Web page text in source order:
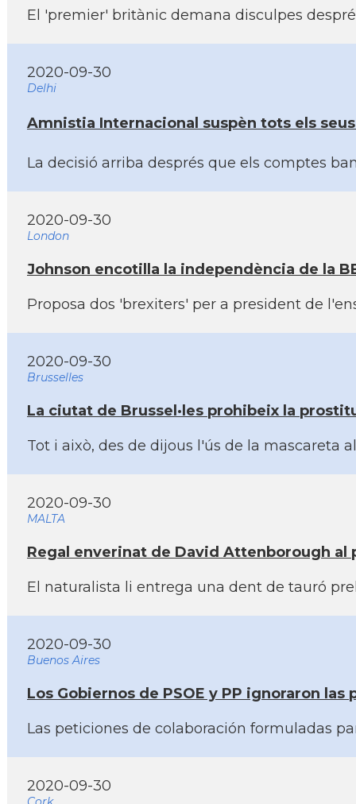
El 'premier' britànic demana disculpes
2020-09-30
Delhi
Amnistia Internacional suspèn tots els
La decisió arriba després que els comptes
2020-09-30
London
Johnson encotilla la independència de la
Proposa dos 'brexiters' per a president de
2020-09-30
Brusselles
La ciutat de Brussel·les prohibeix la
Tot i això, des de dijous l'ús de la mascareta
2020-09-30
MALTA
Regal enverinat de David Attenborough al
El naturalista li entrega una dent de tauró
2020-09-30
Buenos Aires
Los Gobiernos de PSOE y PP ignoraron
Las peticiones de colaboración formuladas
2020-09-30